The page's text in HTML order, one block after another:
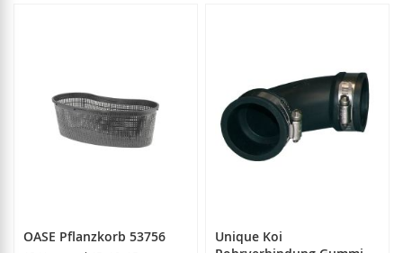
OASE Pflanzkorb 53756
Unique Koi